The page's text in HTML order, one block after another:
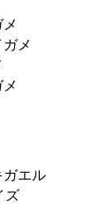
メ
ガエル
ズ